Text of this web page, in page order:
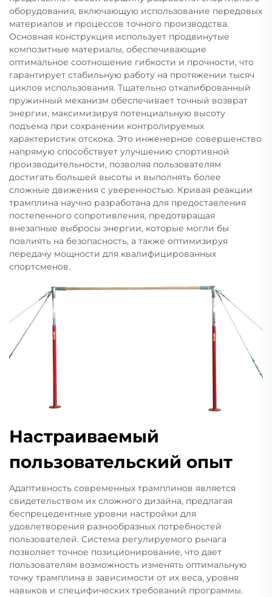
оборудования, включающую использование передовых
материалов и процессов точного производства.
Основная конструкция использует продвинутые
композитные материалы, обеспечивающие
оптимальное соотношение гибкости и прочности, что
гарантирует стабильную работу на протяжении тысяч
циклов использования. Тщательно откалиброванный
пружинный механизм обеспечивает точный возврат
энергии, максимизируя потенциальную высоту
подъема при сохранении контролируемых
характеристик отскока. Это инженерное совершенство
напрямую способствует улучшению спортивной
производительности, позволяя пользователям
достигать большей высоты и выполнять более
сложные движения с уверенностью. Кривая реакции
трамплина научно разработана для предоставления
постепенного сопротивления, предотвращая
внезапные выбросы энергии, которые могли бы
повлиять на безопасность, а также оптимизируя
передачу мощности для квалифицированных
спортсменов.
Настраиваемый
пользовательский опыт
Адаптивность современных трамплинов является
свидетельством их сложного дизайна, предлагая
беспрецедентные уровни настройки для
удовлетворения разнообразных потребностей
пользователей. Система регулируемого рычага
позволяет точное позиционирование, что дает
пользователям возможность изменять оптимальную
точку трамплина в зависимости от их веса, уровня
навыков и специфических требований программы.